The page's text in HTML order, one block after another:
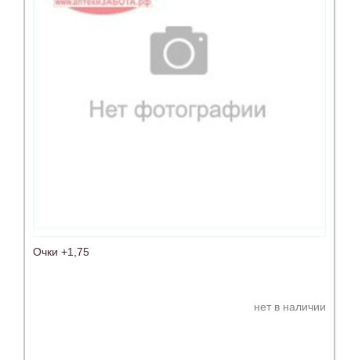
Очки +1,75
нет в наличии